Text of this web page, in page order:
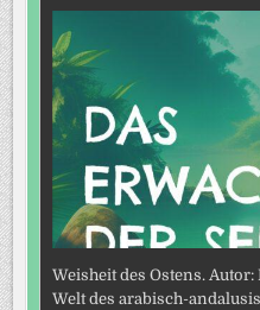
Weisheit des Ostens.
Welt des arabisch-